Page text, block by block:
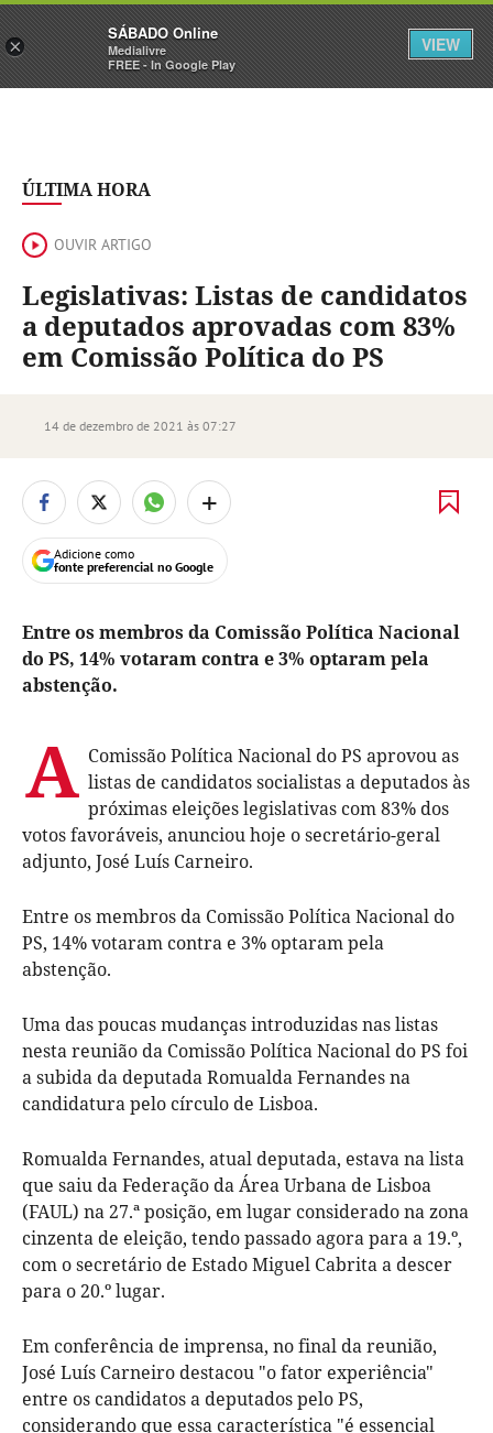
Sábado Assine Iniciar Sessão
ÚLTIMA HORA
OUVIR ARTIGO
Legislativas: Listas de candidatos
a deputados aprovadas com 83%
em Comissão Política do PS
14 de dezembro de 2021 às 07:27
+
Adicione como
fonte preferencial no Google
Entre os membros da Comissão Política Nacional
do PS, 14% votaram contra e 3% optaram pela
abstenção.
A Comissão Política Nacional do PS aprovou as
listas de candidatos socialistas a deputados às
próximas eleições legislativas com 83% dos
votos favoráveis, anunciou hoje o secretário-geral
adjunto, José Luís Carneiro.
Entre os membros da Comissão Política Nacional do
PS, 14% votaram contra e 3% optaram pela
abstenção.
Uma das poucas mudanças introduzidas nas listas
nesta reunião da Comissão Política Nacional do PS foi
a subida da deputada Romualda Fernandes na
candidatura pelo círculo de Lisboa.
Romualda Fernandes, atual deputada, estava na lista
que saiu da Federação da Área Urbana de Lisboa
(FAUL) na 27.ª posição, em lugar considerado na zona
cinzenta de eleição, tendo passado agora para a 19.º,
com o secretário de Estado Miguel Cabrita a descer
para o 20.º lugar.
Em conferência de imprensa, no final da reunião,
José Luís Carneiro destacou "o fator experiência"
entre os candidatos a deputados pelo PS,
considerando que essa característica "é essencial
×
SÁBADO Online
Medialivre
FREE - In Google Play
VIEW